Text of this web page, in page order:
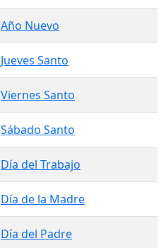
Año Nuevo
Jueves Santo
Viernes Santo
Sábado Santo
Día del Trabajo
Día de la Madre
Día del Padre